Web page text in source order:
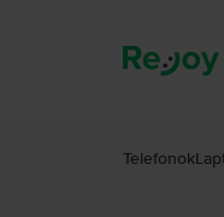
Telefonok